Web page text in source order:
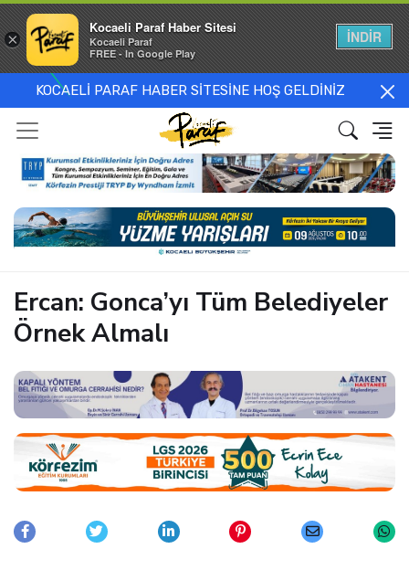
KOCAELİ PARAF HABER SİTESİNE HOŞ GELDİNİZ
Ercan: Gonca’yı Tüm Belediyeler
Örnek Almalı
×
Kocaeli Paraf Haber Sitesi
Kocaeli Paraf
FREE - In Google Play
İNDİR